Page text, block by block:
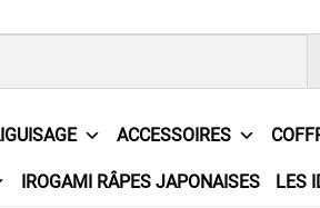
ACCESSOIRES
IROGAMI RÂPES JAPONAISES LES